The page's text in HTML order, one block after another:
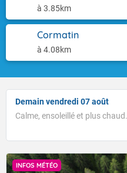
à 3.85km
Cormatin
à 4.08km
Demain vendredi 07 août
Calme, ensoleillé et plus chaud.
INFOS MÉTÉO